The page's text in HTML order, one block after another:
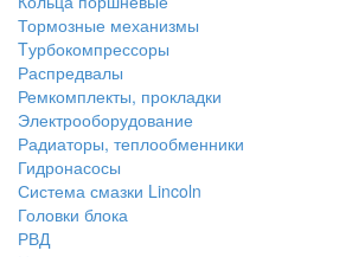
Тормозные механизмы
Tурбокомпрессоры
Распредвалы
Ремкомплекты, прокладки
Электрооборудование
Радиаторы, теплообменники
Гидронасосы
Система смазки Lincoln
Головки блока
РВД